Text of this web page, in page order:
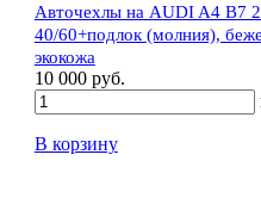
Авточехлы на AUDI A4 В7
40/60+подлок (молния),
экокожа
10 000 руб.
В корзину